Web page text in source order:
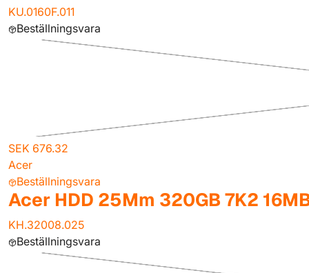
KU.0160F.011
Beställningsvara
SEK 676.32
Acer
Beställningsvara
Acer HDD 25Mm 320GB 7K2
KH.32008.025
Beställningsvara